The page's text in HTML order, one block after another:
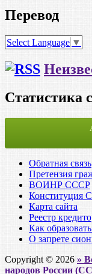
Перевод
Select Language ▼
Статистика
Обратная связь
Претензия
ВОИНР СССР
Конституция
Карта сайта
Реестр
Как
О запрете
Copyright © 2026 »
народов России